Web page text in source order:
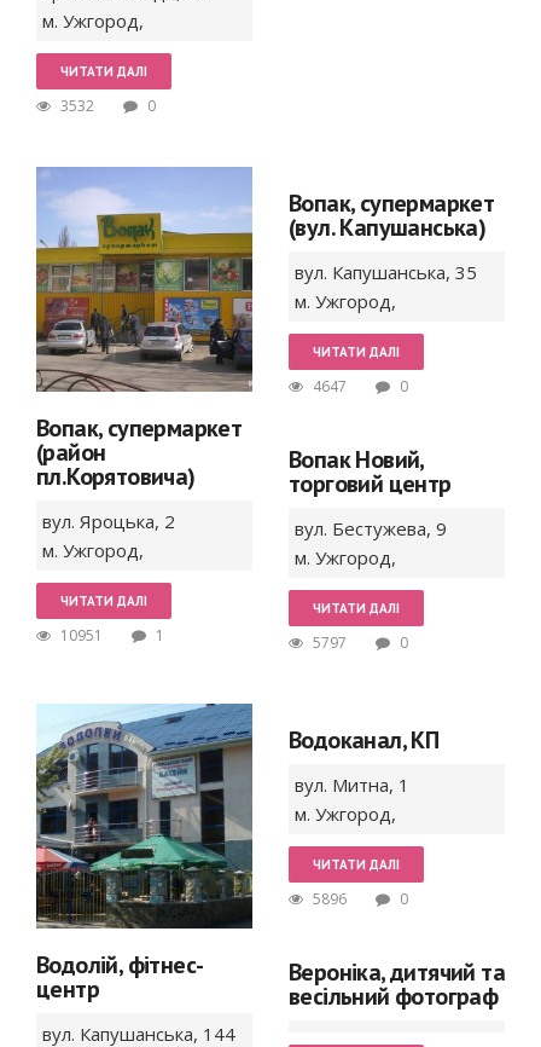
м. Ужгород,
ЧИТАТИ ДАЛІ
3532 0
Вопак, супермаркет
(район
пл.Корятовича)
вул. Яроцька, 2
м. Ужгород,
ЧИТАТИ ДАЛІ
10951 1
Вопак, супермаркет
(вул. Капушанська)
вул. Капушанська, 35
м. Ужгород,
ЧИТАТИ ДАЛІ
4647 0
Вопак Новий,
торговий центр
вул. Бестужева, 9
м. Ужгород,
ЧИТАТИ ДАЛІ
5797 0
Водолій, фітнес-
центр
вул. Капушанська, 144
Водоканал, КП
вул. Митна, 1
м. Ужгород,
ЧИТАТИ ДАЛІ
5896 0
Вероніка, дитячий та
весільний фотограф